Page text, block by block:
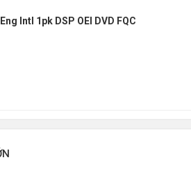
Intl 1pk DSP OEI DVD FQC